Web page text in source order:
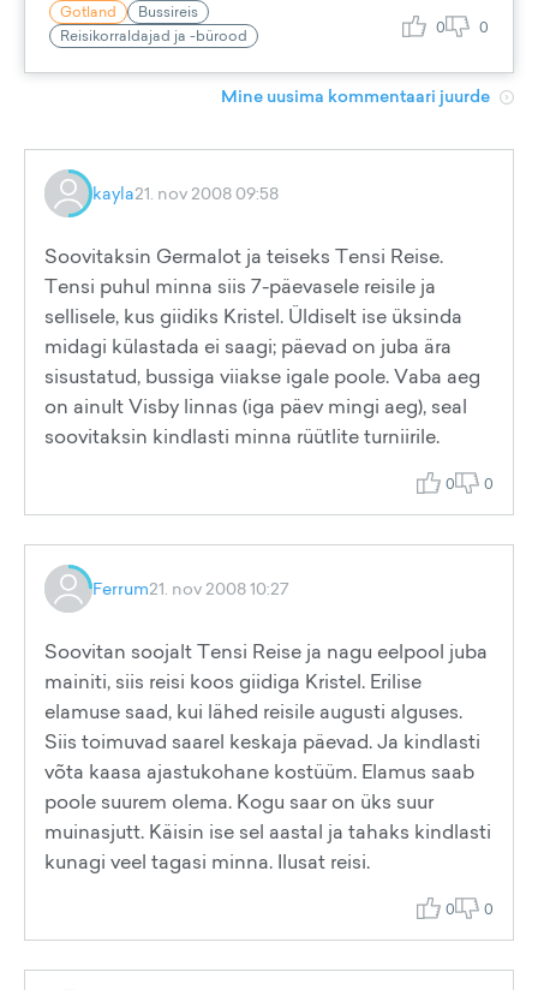
Gotland
Bussireis
Reisikorraldajad ja -bürood
0 0
Mine uusima kommentaari juurde
kayla21. nov 2008 09:58
Soovitaksin Germalot ja teiseks Tensi Reise.
Tensi puhul minna siis 7-päevasele reisile ja
sellisele, kus giidiks Kristel. Üldiselt ise üksinda
midagi külastada ei saagi; päevad on juba ära
sisustatud, bussiga viiakse igale poole. Vaba aeg
on ainult Visby linnas (iga päev mingi aeg), seal
soovitaksin kindlasti minna rüütlite turniirile.
0 0
Ferrum21. nov 2008 10:27
Soovitan soojalt Tensi Reise ja nagu eelpool juba
mainiti, siis reisi koos giidiga Kristel. Erilise
elamuse saad, kui lähed reisile augusti alguses.
Siis toimuvad saarel keskaja päevad. Ja kindlasti
võta kaasa ajastukohane kostüüm. Elamus saab
poole suurem olema. Kogu saar on üks suur
muinasjutt. Käisin ise sel aastal ja tahaks kindlasti
kunagi veel tagasi minna. Ilusat reisi.
0 0